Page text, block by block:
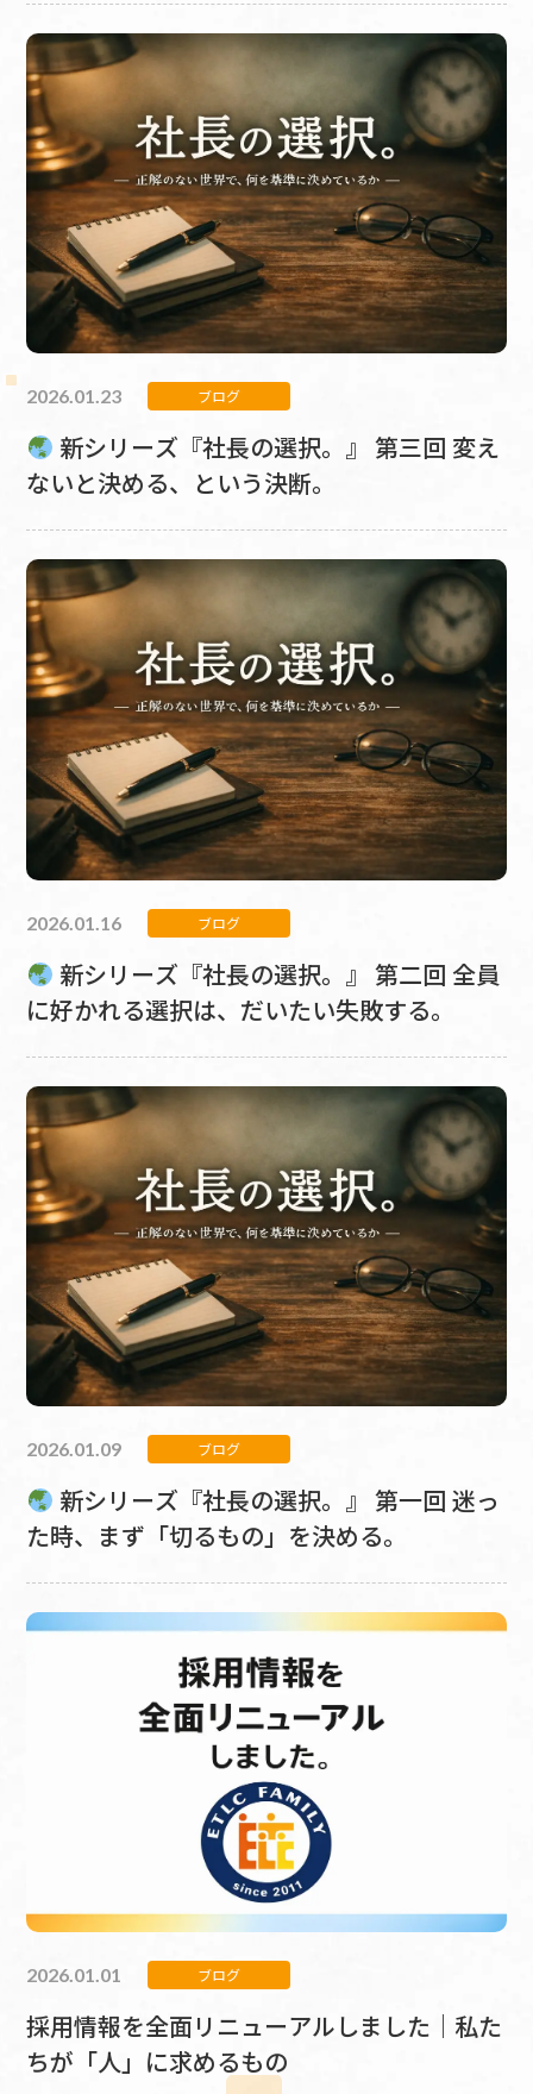
2026.01.23 ブログ
新シリーズ『社長の選択。』 第三回 変え
ないと決める、という決断。
2026.01.16 ブログ
新シリーズ『社長の選択。』 第二回 全員
に好かれる選択は、だいたい失敗する。
2026.01.09 ブログ
新シリーズ『社長の選択。』 第一回 迷っ
た時、まず「切るもの」を決める。
2026.01.01 ブログ
採用情報を全面リニューアルしました｜私た
ちが「人」に求めるもの